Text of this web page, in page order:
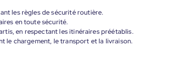
les règles de sécurité routière.
en toute sécurité.
en respectant les itinéraires préétablis.
le chargement, le transport et la livraison.